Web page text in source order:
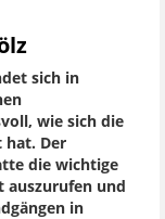
sich in
wie sich die
hat. Der
die wichtige
auszurufen und
in